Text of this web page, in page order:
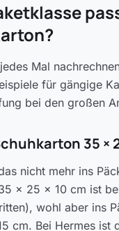
Mal
für gängige
bei den großen
35 ×
nicht mehr ins
× 25 × 10 cm ist
wohl aber ins
cm. Bei Hermes ist